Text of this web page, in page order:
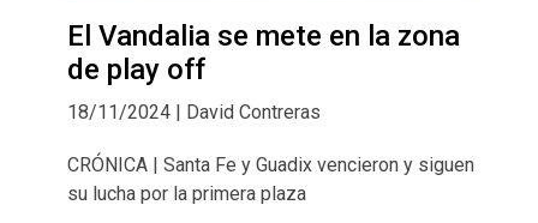
El Vandalia se mete en la zona
de play off
18/11/2024 | David Contreras
CRÓNICA | Santa Fe y Guadix vencieron y siguen
su lucha por la primera plaza